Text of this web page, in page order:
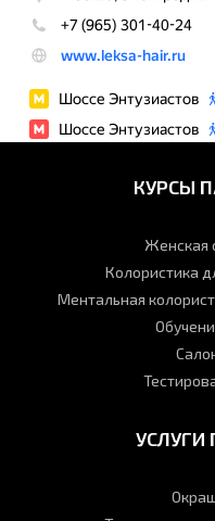
КУРСЫ
Женская
Колористика
Ментальная
УСЛУГИ